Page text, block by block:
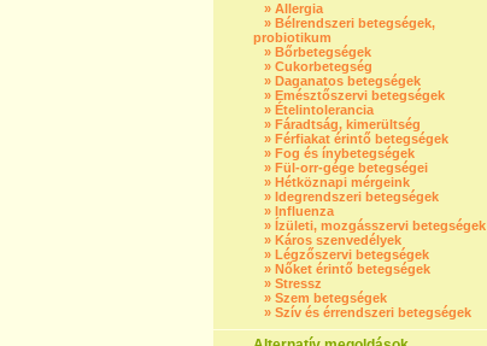
» Allergia
» Bélrendszeri betegségek,
probiotikum
» Bőrbetegségek
» Cukorbetegség
» Daganatos betegségek
» Emésztőszervi betegségek
» Ételintolerancia
» Fáradtság, kimerültség
» Férfiakat érintő betegségek
» Fog és ínybetegségek
» Fül-orr-gége betegségei
» Hétköznapi mérgeink
» Idegrendszeri betegségek
» Influenza
» Ízületi, mozgásszervi betegségek
» Káros szenvedélyek
» Légzőszervi betegségek
» Nőket érintő betegségek
» Stressz
» Szem betegségek
» Szív és érrendszeri betegségek